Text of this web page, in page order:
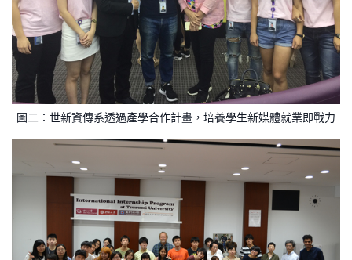
圖二：世新資傳系透過產學合作計畫，培養學生新媒體就業即戰力